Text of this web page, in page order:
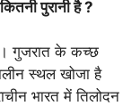
पुरानी है ?
गुजरात के कच्छ
स्थल खोजा है
भारत में तिलोदन